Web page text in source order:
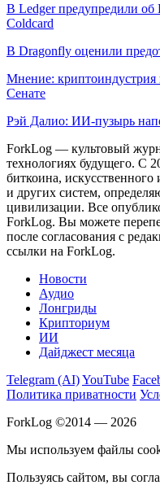
В Ledger предупредили
Coldcard
В Dragonfly оценили
Мнение:
Сенате
Рэй Далио: ИИ-пузырь
ForkLog — культовый
технологиях будущего. С
биткоина, искусственного
и других систем,
цивилизации. Все
ForkLog. Вы можете
после согласования с
ссылки на ForkLog.
Новости
Аудио
Лонгриды
Крипториум
ИИ
Дайджест месяца
Telegram (AI)YouTube
Политика приватности
ForkLog ©2014 — 2026
Мы используем файлы
Пользуясь сайтом, вы